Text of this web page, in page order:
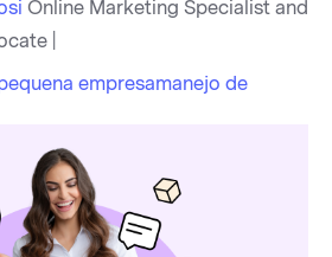
Online Marketing Specialist and
|
empresamanejo de